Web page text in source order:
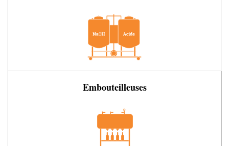
Embouteilleuses